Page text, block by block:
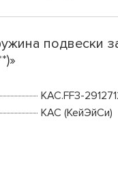
подвески
KAC.FF3-
КАС (КейЭйСи)